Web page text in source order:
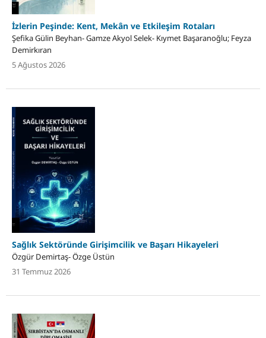
İzlerin Peşinde: Kent, Mekân ve Etkileşim Rotaları
Şefika Gülin Beyhan- Gamze Akyol Selek- Kıymet Başaranoğlu; Feyza
Demirkıran
5 Ağustos 2026
Sağlık Sektöründe Girişimcilik ve Başarı Hikayeleri
Özgür Demirtaş- Özge Üstün
31 Temmuz 2026